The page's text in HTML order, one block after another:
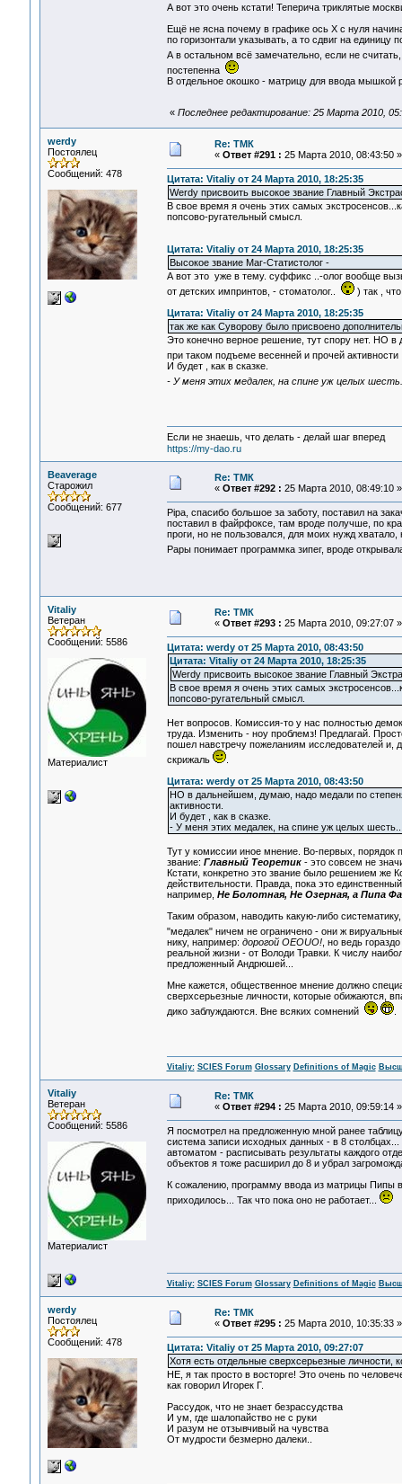
А вот это очень кстати! Теперича триклятые
Ещё не ясна почему в графике ось Х с нуля
по горизонтали указывать, а то сдвиг на
А в остальном всё замечательно, если не
постепенна
В отдельное окошко - матрицу для ввода мышкой
« Последнее редактирование: 25 Марта 2010,
werdy
Постоялец
Сообщений: 478
Re: ТМК
« Ответ #291 : 25 Марта 2010, 08:43:50 »
Цитата: Vitaliy от 24 Марта 2010, 18:25:35
Werdy присвоить высокое звание Главный
В свое время я очень этих самых
попсово-ругательный смысл.
Цитата: Vitaliy от 24 Марта 2010, 18:25:35
Высокое звание Маг-Статистолог -
А вот это уже в тему. суффикс ..-олог вообще
от детских импринтов, - стоматолог..
) так , что
Цитата: Vitaliy от 24 Марта 2010, 18:25:35
так же как Суворову было присвоено
Это конечно верное решение, тут спору нет. НО
при таком подъеме весенней и прочей
И будет , как в сказке.
- У меня этих медалек, на спине уж целых
Если не знаешь, что делать - делай шаг вперед
https://my-dao.ru
Beaverage
Старожил
Сообщений: 677
Re: ТМК
« Ответ #292 : 25 Марта 2010, 08:49:10 »
Pipa, спасибо большое за заботу, поставил на
поставил в файрфоксе, там вроде получше, по
проги, но не пользовался, для моих нужд
Рары понимает программка зипег, вроде
Vitaliy
Ветеран
Сообщений: 5586
Материалист
Re: ТМК
« Ответ #293 : 25 Марта 2010, 09:27:07 »
Цитата: werdy от 25 Марта 2010, 08:43:50
Цитата: Vitaliy от 24 Марта 2010, 18:25:35
Werdy присвоить высокое звание Главный
В свое время я очень этих самых
попсово-ругательный смысл.
Нет вопросов. Комиссия-то у нас полностью
труда. Изменить - ноу проблемз! Предлагай.
пошел навстречу пожеланиям исследователей и,
скрижаль
.
Цитата: werdy от 25 Марта 2010, 08:43:50
НО в дальнейшем, думаю, надо медали по
активности.
И будет , как в сказке.
- У меня этих медалек, на спине уж целых
Тут у комиссии иное мнение. Во-первых, порядок
звание: Главный Теоретик- это совсем не
Кстати, конкретно это звание было решением же
действительности. Правда, пока это
например, Не Болотная, Не Озерная, а Пипа
Таким образом, наводить какую-либо
"медалек" ничем не ограничено - они ж
нику, например: дорогой OEOUO!, но ведь
реальной жизни - от Володи Травки. К числу
предложенный Андрюшей...
Мне кажется, общественное мнение должно
сверхсерьезные личности, которые обижаются,
дико заблуждаются. Вне всяких сомнений
.
Vitaliy: SCIES Forum Glossary Definitions of Magic
Vitaliy
Ветеран
Сообщений: 5586
Материалист
Re: ТМК
« Ответ #294 : 25 Марта 2010, 09:59:14 »
Я посмотрел на предложенную мной ранее
система записи исходных данных - в 8
автоматом - расписывать результаты каждого
объектов я тоже расширил до 8 и убрал
К сожалению, программу ввода из матрицы Пипы
приходилось... Так что пока оно не работает...
Vitaliy: SCIES Forum Glossary Definitions of Magic
werdy
Постоялец
Сообщений: 478
Re: ТМК
« Ответ #295 : 25 Марта 2010, 10:35:33 »
Цитата: Vitaliy от 25 Марта 2010, 09:27:07
Хотя есть отдельные сверхсерьезные личности,
НЕ, я так просто в восторге! Это очень по
как говорил Игорек Г.
Рассудок, что не знает безрассудства
И ум, где шалопайство не с руки
И разум не отзывчивый на чувства
От мудрости безмерно далеки..